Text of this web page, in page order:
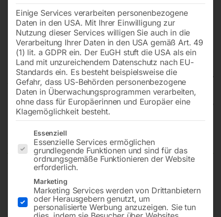
mit Timerfunktion
Einige Services verarbeiten personenbezogene
Daten in den USA. Mit Ihrer Einwilligung zur
Nutzung dieser Services willigen Sie auch in die
Verarbeitung Ihrer Daten in den USA gemäß Art. 49
(1) lit. a GDPR ein. Der EuGH stuft die USA als ein
Land mit unzureichendem Datenschutz nach EU-
Standards ein. Es besteht beispielsweise die
Gefahr, dass US-Behörden personenbezogene
Daten in Überwachungsprogrammen verarbeiten,
ohne dass für Europäerinnen und Europäer eine
Klagemöglichkeit besteht.
Es folgt eine Liste der Service-Gruppen, für die eine
Essenziell
Essenzielle Services ermöglichen
grundlegende Funktionen und sind für das
ordnungsgemäße Funktionieren der Website
erforderlich.
Marketing
Marketing Services werden von Drittanbietern
oder Herausgebern genutzt, um
personalisierte Werbung anzuzeigen. Sie tun